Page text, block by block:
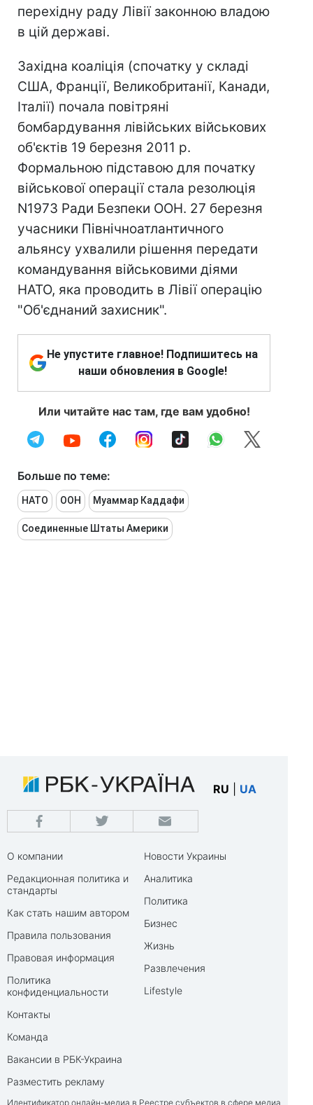
перехідну раду Лівії законною владою
в цій державі.
Західна коаліція (спочатку у складі
США, Франції, Великобританії, Канади,
Італії) почала повітряні
бомбардування лівійських військових
об'єктів 19 березня 2011 р.
Формальною підставою для початку
військової операції стала резолюція
N1973 Ради Безпеки ООН. 27 березня
учасники Північноатлантичного
альянсу ухвалили рішення передати
командування військовими діями
НАТО, яка проводить в Лівії операцію
"Об'єднаний захисник".
Не упустите главное! Подпишитесь на
наши обновления в Google!
Или читайте нас там, где вам удобно!
Больше по теме:
НАТО ООН Муаммар Каддафи
Соединенные Штаты Америки
RU UA
О компании
Редакционная политика и
стандарты
Как стать нашим автором
Правила пользования
Правовая информация
Политика
конфиденциальности
Контакты
Команда
Вакансии в РБК-Украина
Разместить рекламу
Новости Украины
Аналитика
Политика
Бизнес
Жизнь
Развлечения
Lifestyle
Идентификатор онлайн-медиа в Реестре субъектов в сфере медиа